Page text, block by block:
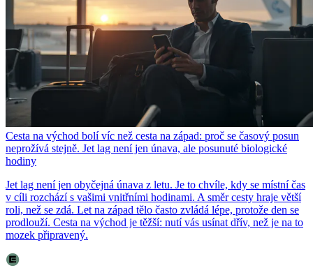
Cesta na východ bolí víc než cesta na západ: proč se časový posun
neprožívá stejně. Jet lag není jen únava, ale posunuté biologické
hodiny
Jet lag není jen obyčejná únava z letu. Je to chvíle, kdy se místní čas
v cíli rozchází s vašimi vnitřními hodinami. A směr cesty hraje větší
roli, než se zdá. Let na západ tělo často zvládá lépe, protože den se
prodlouží. Cesta na východ je těžší: nutí vás usínat dřív, než je na to
mozek připravený.